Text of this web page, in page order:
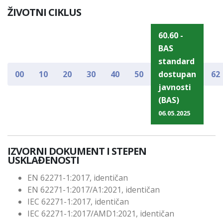
ŽIVOTNI CIKLUS
00 10 20 30 40 50
60.60 -
BAS
standard
dostupan
javnosti
(BAS)
06.05.2025
62
IZVORNI DOKUMENT I STEPEN
USKLAĐENOSTI
EN 62271-1:2017, identičan
EN 62271-1:2017/A1:2021, identičan
IEC 62271-1:2017, identičan
IEC 62271-1:2017/AMD1:2021, identičan